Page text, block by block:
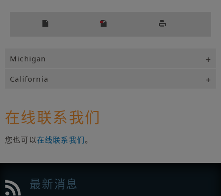
Michigan
California
在线联系我们
您也可以在线联系我们。
最新消息